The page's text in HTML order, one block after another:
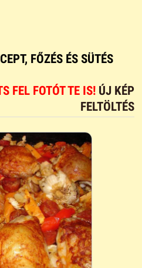
FŐZÉS ÉS SÜTÉS
FEL FOTÓT TE IS! ÚJ KÉP
FELTÖLTÉS